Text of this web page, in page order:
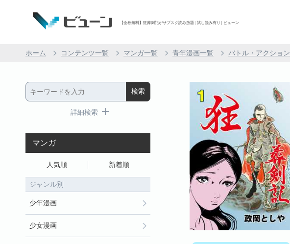
【全巻無料】狂葬剣記がサブスク読み放題 | 試し読み有り | ビューン
ホーム コンテンツ一覧 マンガ一覧 青年漫画一覧 バトル・アクション
詳細検索
マンガ
人気順 新着順
ジャンル別
少年漫画
少女漫画